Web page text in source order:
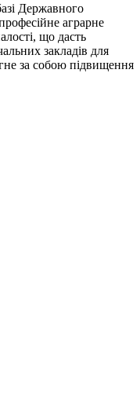
Державного
аграрне
що дасть
закладів для
за собою підвищення